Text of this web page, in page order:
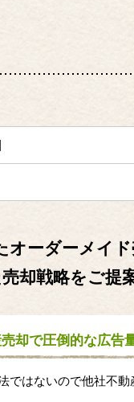
オーダーメイド
却戦略をご提
却で圧倒的な広告
ではないので他社不